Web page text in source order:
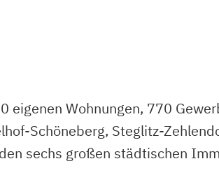
eigenen Wohnungen, 770
Schöneberg, Steglitz-
sechs großen städtischen